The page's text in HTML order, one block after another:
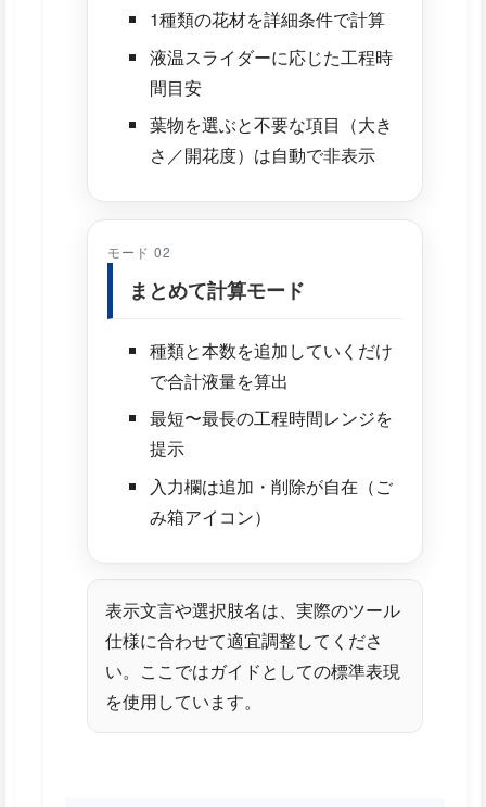
1種類の花材を詳細条件で計算
液温スライダーに応じた工程時
間目安
葉物を選ぶと不要な項目（大き
さ／開花度）は自動で非表示
モード 02
まとめて計算モード
種類と本数を追加していくだけ
で合計液量を算出
最短〜最長の工程時間レンジを
提示
入力欄は追加・削除が自在（ご
み箱アイコン）
表示文言や選択肢名は、実際のツール
仕様に合わせて適宜調整してくださ
い。ここではガイドとしての標準表現
を使用しています。